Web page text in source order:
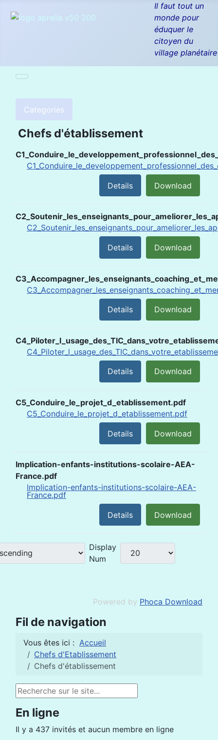
Il faut tout un
monde pour
éduquer le
citoyen du
village planétaire
Categories
Chefs d'établissement
Download
Details
Download
Details
Download
Details
Download
Details
C5_Conduire_le_projet_d_etablissement.pdf
C5_Conduire_le_projet_d_etablissement.pdf
Download
Details
Implication-enfants-institutions-scolaire-AEA-
France.pdf
Implication-enfants-institutions-scolaire-AEA-
France.pdf
Download
Details
Display
Num
Powered by Phoca Download
Fil de navigation
Vous êtes ici : Accueil
Chefs d'Etablissement
Chefs d'établissement
Rechercher
En ligne
Il y a 437 invités et aucun membre en ligne